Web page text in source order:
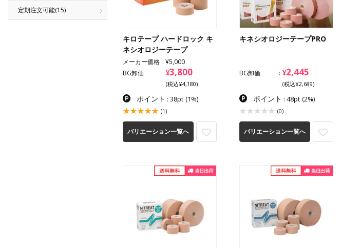
定期注文可能(15)
キロテープ ハードロック キ
ネシオロジーテープ
メーカー価格
¥5,000
BG卸価
¥3,800
(税込¥4,180)
ポイント : 38pt (1%)
(1)
バリエーション一覧へ
キネシオロジーテープPRO
BG卸価 ¥2,445
(税込¥2,689)
ポイント : 48pt (2%)
(0)
バリエーション一覧へ